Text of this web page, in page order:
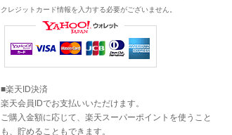
クレジットカード情報を入力する必要がございません。
■楽天ID決済
楽天会員IDでお支払いいただけます。
ご購入金額に応じて、楽天スーパーポイントを使うこと
も、貯めることもできます。